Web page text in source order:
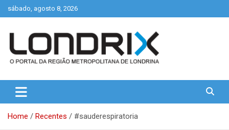
Skip
to
sábado, agosto 8, 2026
Londrix
Home Recentes #sauderespiratoria